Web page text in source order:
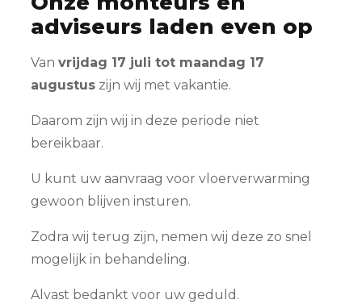
adviseurs laden even op
Van vrijdag 17 juli tot maandag 17
augustus zijn wij met vakantie.
Daarom zijn wij in deze periode niet
bereikbaar.
U kunt uw aanvraag voor vloerverwarming
gewoon blijven insturen.
Zodra wij terug zijn, nemen wij deze zo snel
mogelijk in behandeling.
Alvast bedankt voor uw geduld.